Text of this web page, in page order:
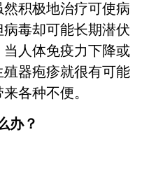
积极地治疗可使病
毒却可能长期潜伏
人体免疫力下降或
器疱疹就很有可能
各种不便。
办？